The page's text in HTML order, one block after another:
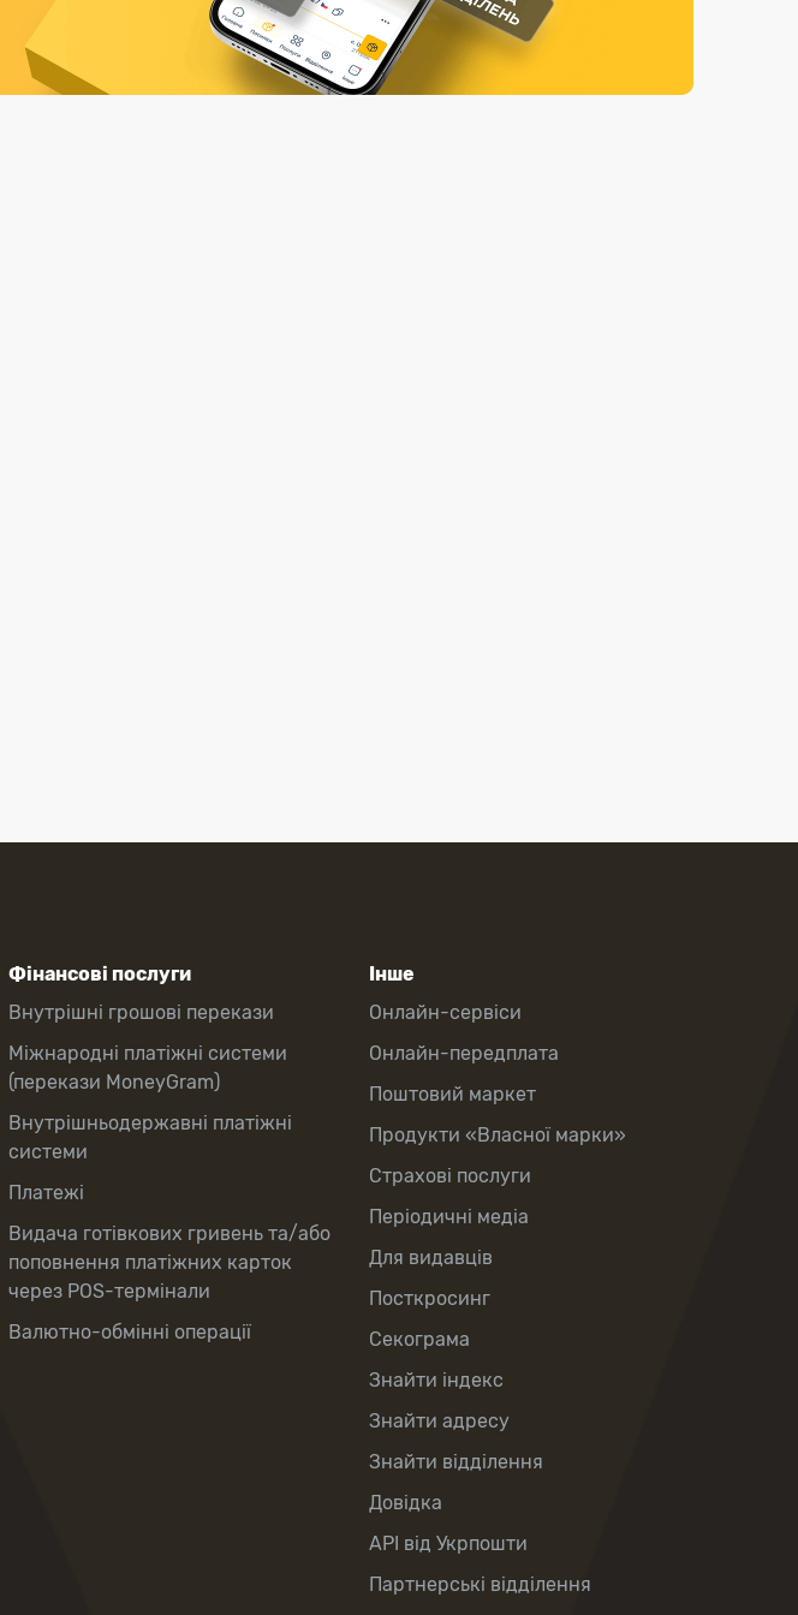
Валютно-обмінні операції
Страхові послуги
Каталог «Укрпошта Маркет»
Фінансові послуги
Внутрішні грошові перекази
Міжнародні платіжні системи
(перекази MoneyGram)
Внутрішньодержавні платіжні
системи
Платежі
Видача готівкових гривень та/або
поповнення платіжних карток
через POS-термінали
Валютно-обмінні операції
Інше
Онлайн-сервіси
Онлайн-передплата
Поштовий маркет
Продукти «Власної марки»
Страхові послуги
Періодичні медіа
Для видавців
Посткросинг
Секограма
Знайти індекс
Знайти адресу
Знайти відділення
Довідка
API від Укрпошти
Партнерські відділення